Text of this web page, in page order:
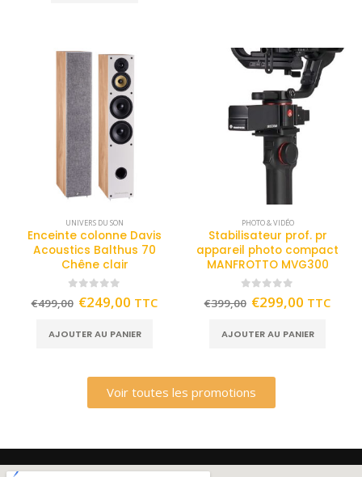
UNIVERS DU SON
Enceinte colonne Davis
Acoustics Balthus 70
Chêne clair
out of 5
€499,00 €249,00 TTC
AJOUTER AU PANIER
PHOTO & VIDÉO
Stabilisateur prof. pr
appareil photo compact
MANFROTTO MVG300
out of 5
€399,00 €299,00 TTC
AJOUTER AU PANIER
Voir toutes les promotions